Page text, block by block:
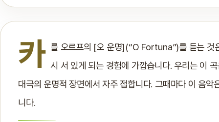
카 를 오르프의 [오 운명](“O Fortuna”)를 듣는 것
시 서 있게 되는 경험에 가깝습니다. 우리는 이
대극의 운명적 장면에서 자주 접합니다. 그때마다 이 음
니다.